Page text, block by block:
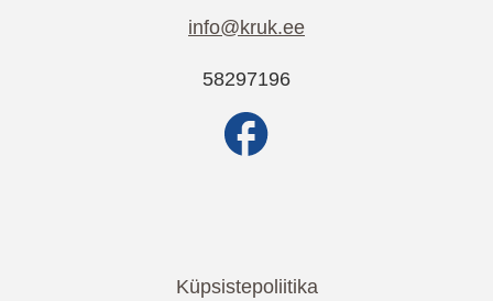
info@kruk.ee
58297196
Küpsistepoliitika